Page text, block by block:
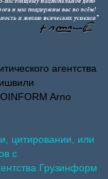
агентства
Arno
цитировании, или
с
Грузинформ